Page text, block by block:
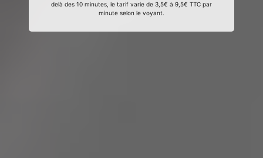
delà des 10 minutes, le tarif varie de 3,5€ à 9,5€ TTC par
minute selon le voyant.